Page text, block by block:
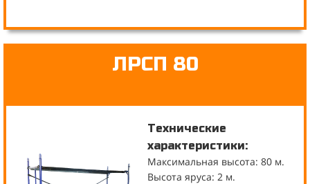
ЛРСП 80
Технические
характеристики:
Максимальная высота: 80 м.
Высота яруса: 2 м.